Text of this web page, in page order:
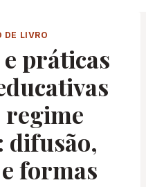
DE LIVRO
práticas
difusão,
formas